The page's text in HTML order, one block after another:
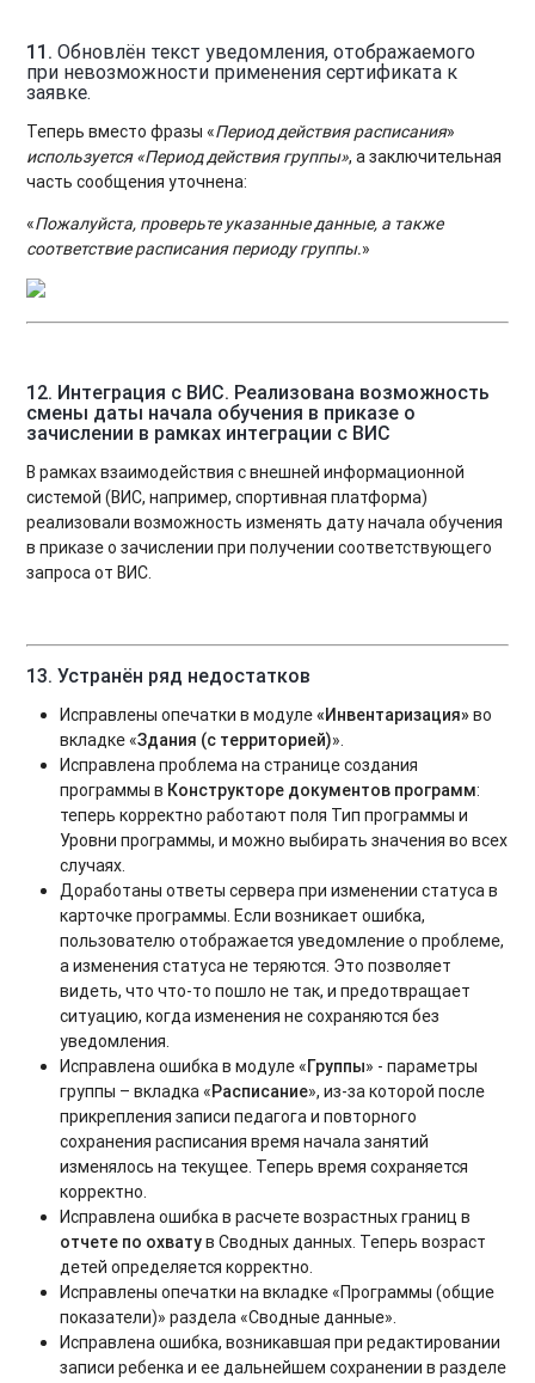
11.Обновлён текст уведомления, отображаемого
при невозможности применения сертификата к
заявке.
Теперь вместо фразы «Период действия расписания»
используется «Период действия группы», а заключительная
часть сообщения уточнена:
«Пожалуйста, проверьте указанные данные, а также
соответствие расписания периоду группы.»
12. Интеграция с ВИС. Реализована возможность
смены даты начала обучения в приказе о
зачислении в рамках интеграции с ВИС
В рамках взаимодействия с внешней информационной
системой (ВИС, например, спортивная платформа)
реализовали возможность изменять дату начала обучения
в приказе о зачислении при получении соответствующего
запроса от ВИС.
13. Устранён ряд недостатков
Исправлены опечатки в модуле«Инвентаризация» во
вкладке «Здания (с территорией)».
Исправлена проблема на странице создания
программы в Конструкторе документов программ:
теперь корректно работают поля Тип программы и
Уровни программы, и можно выбирать значения во всех
случаях.
Доработаны ответы сервера при изменении статуса в
карточке программы. Если возникает ошибка,
пользователю отображается уведомление о проблеме,
а изменения статуса не теряются. Это позволяет
видеть, что что-то пошло не так, и предотвращает
ситуацию, когда изменения не сохраняются без
уведомления.
Исправлена ошибка в модуле «Группы» - параметры
группы – вкладка «Расписание», из-за которой после
прикрепления записи педагога и повторного
сохранения расписания время начала занятий
изменялось на текущее. Теперь время сохраняется
корректно.
Исправлена ошибка в расчете возрастных границ в
отчете по охватув Сводных данных. Теперь возраст
детей определяется корректно.
Исправлены опечатки на вкладке «Программы (общие
показатели)» раздела «Сводные данные».
Исправлена ошибка, возникавшая при редактировании
записи ребенка и ее дальнейшем сохранении в разделе